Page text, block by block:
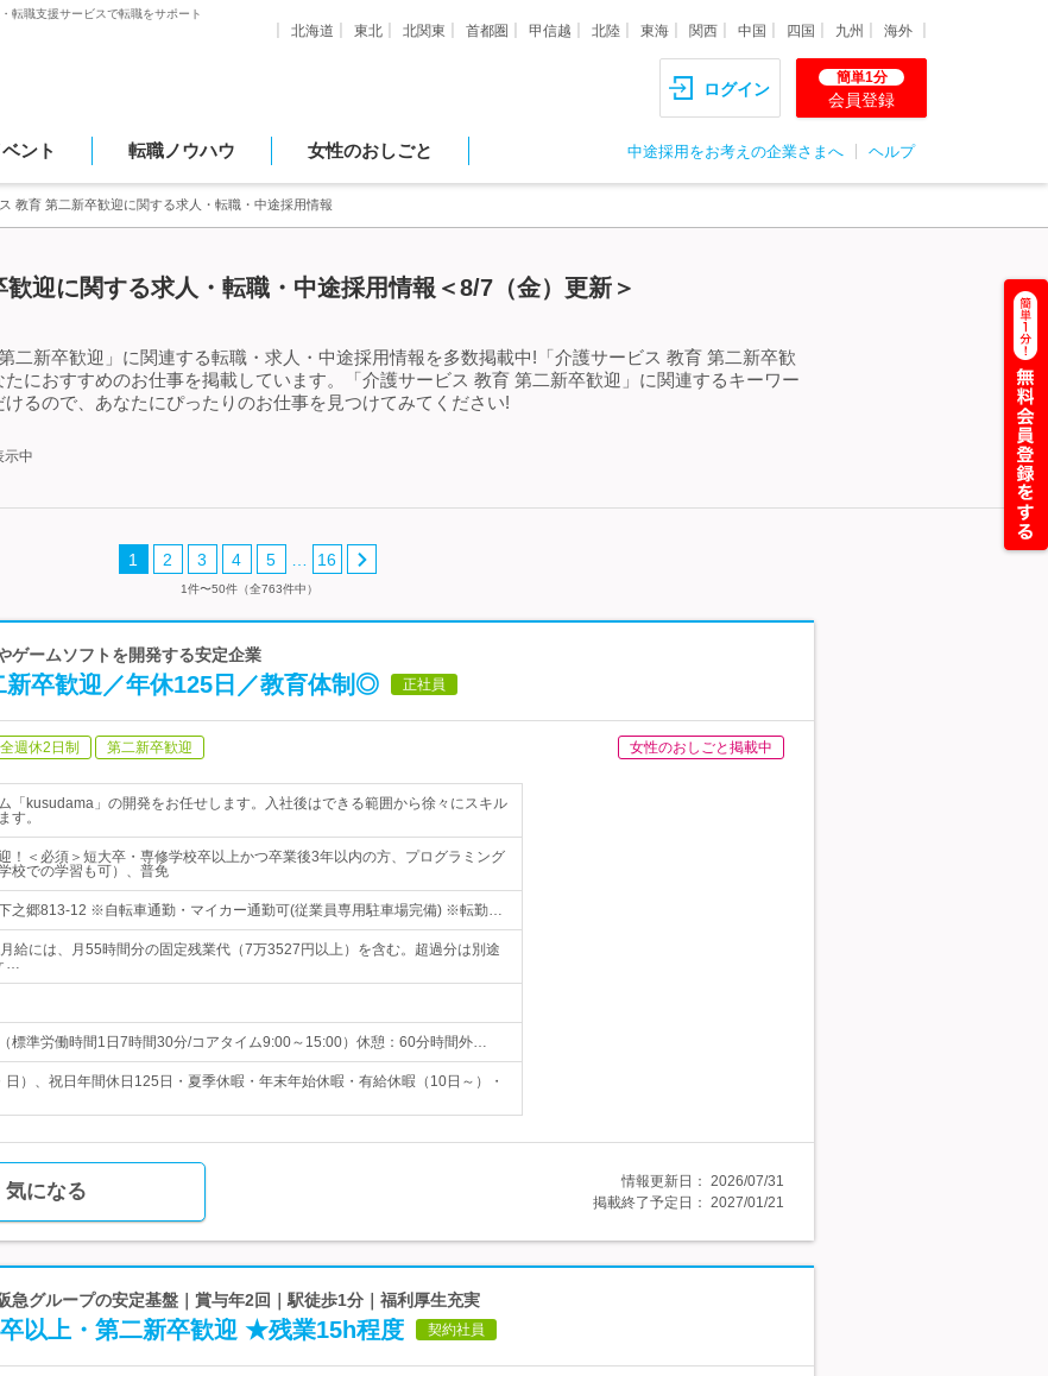
転職支援サービスで転職をサポート
北海道 東北 北関東 首都圏 甲信越 北陸 東海 関西 中国 四国 九州 海外
ログイン
簡単1分
会員登録
ント 転職ノウハウ 女性のおしごと 中途採用をお考えの企業さまへ ヘルプ
教育 第二新卒歓迎に関する求人・転職・中途採用情報
迎に関する求人・転職・中途採用情報＜8/7（金）更新＞
二新卒歓迎」に関連する転職・求人・中途採用情報を多数掲載中!「介護サービス 教育 第二新卒歓
におすすめのお仕事を掲載しています。「介護サービス 教育 第二新卒歓迎」に関連するキーワー
るので、あなたにぴったりのお仕事を見つけてみてください!
示中
1 2 3 4 5 16
1件〜50件（全763件中）
ゲームソフトを開発する安定企業
新卒歓迎／年休125日／教育体制◎ 正社員
週休2日制 第二新卒歓迎 女性のおしごと掲載中
「kusudama」の開発をお任せします。入社後はできる範囲から徐々にスキル
す。
！＜必須＞短大卒・専修学校卒以上かつ卒業後3年以内の方、プログラミング
校での学習も可）、普免
之郷813-12 ※自転車通勤・マイカー通勤可(従業員専用駐車場完備) ※転勤…
給には、月55時間分の固定残業代（7万3527円以上）を含む。超過分は別途
…
標準労働時間1日7時間30分/コアタイム9:00～15:00）休憩：60分時間外…
）、祝日年間休日125日・夏季休暇・年末年始休暇・有給休暇（10日～）・
気になる 情報更新日： 2026/07/31
掲載終了予定日： 2027/01/21
急グループの安定基盤｜賞与年2回｜駅徒歩1分｜福利厚生充実
卒以上・第二新卒歓迎 ★残業15h程度 契約社員